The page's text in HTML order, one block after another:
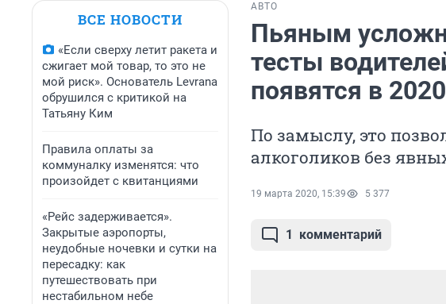
ВСЕ НОВОСТИ
«Если сверху летит ракета и
сжигает мой товар, то это не
мой риск». Основатель Levrana
обрушился с критикой на
Татьяну Ким
Правила оплаты за
коммуналку изменятся: что
произойдет с квитанциями
«Рейс задерживается».
Закрытые аэропорты,
неудобные ночевки и сутки на
пересадку: как
путешествовать при
нестабильном небе
АВТО
Пьяным
тесты
появятся в
По замыслу, это
алкоголиков без
19 марта 2020, 15:39 5 377
1 комментарий